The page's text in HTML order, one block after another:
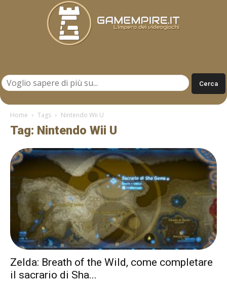
Home Tags Nintendo Wii U
Tag: Nintendo Wii U
Zelda: Breath of the Wild, come completare
il sacrario di Sha...